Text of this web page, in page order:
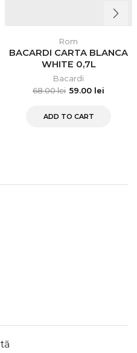
Rom
BACARDI CARTA BLANCA
WHITE 0,7L
Bacardi
68.00lei 59.00 lei
ADD TO CART